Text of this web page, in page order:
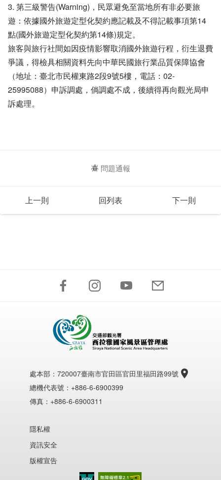
3. 第三級警告(Warning)，民眾避免至當地所有非必要旅
遊：依據國外旅遊定型化契約應記載及不得記載事項第14
點(國外旅遊定型化契約第14條)規定。
旅客與旅行社間如因疫情影響取消國外旅遊行程，衍生退費
爭議，得檢具相關資料先向中華民國旅行業品質保障協會
（地址：臺北市民權東路2段9號5樓，電話：02-
25995088）申訴調處，倘調處不成，後續得再向觀光局申
訴處理。
問題通報
上一則 回列表 下一則
處本部： 720007臺南市官田區官田里福田路99號
總機代表號：+886-6-6900399
傳真：+886-6-6900311
隱私權
資訊安全
版權宣告